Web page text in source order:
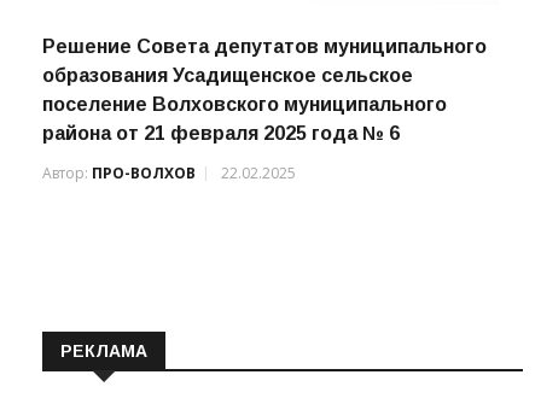
Решение Совета депутатов муниципального
образования Усадищенское сельское
поселение Волховского муниципального
района от 21 февраля 2025 года № 6
Автор: ПРО-ВОЛХОВ 22.02.2025
РЕКЛАМА